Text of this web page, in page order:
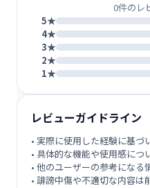
0件のレ
5★
4★
3★
2★
1★
レビューガイドライン
• 実際に使用した経験に基づ
• 具体的な機能や使用感につ
• 他のユーザーの参考になる
• 誹謗中傷や不適切な内容は